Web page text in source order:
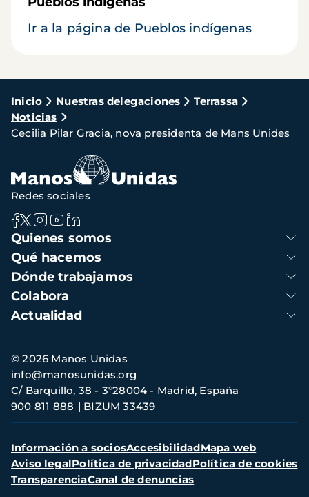
Ir a la página de Pueblos indígenas
Ruta
de
navegación
Inicio Nuestras delegaciones
Terrassa
Noticias
Cecilia Pilar Gracia, nova presidenta de Mans Unides
Navegación
principal
Quienes somos
Qué hacemos
Dónde trabajamos
Colabora
Actualidad
Redes sociales
Información
de
contacto
© 2026 Manos Unidas
C/ Barquillo, 38 - 3º28004 - Madrid, España
900 811 888
BIZUM 33439
info@manosunidas.org
Menú
secundario
Información a sociosAccesibilidadMapa web
Aviso legalPolítica de privacidadPolítica de cookies
TransparenciaCanal de denuncias